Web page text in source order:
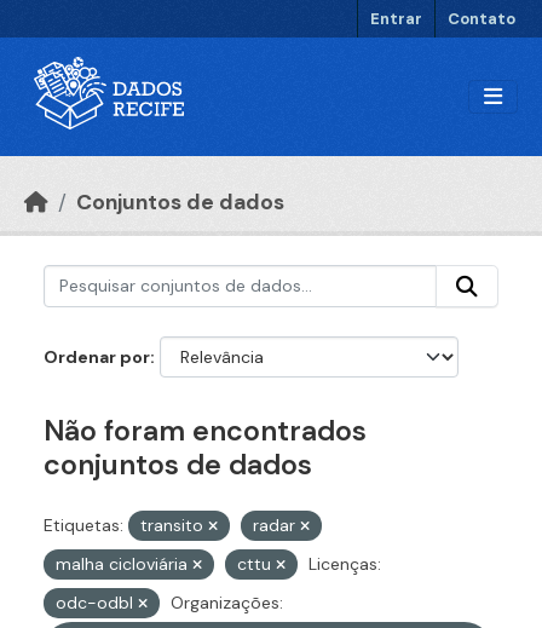
Entrar Contato
Conjuntos de dados
Ordenar por
Não foram encontrados
conjuntos de dados
Etiquetas: transito
radar
malha cicloviária
cttu
Licenças:
odc-odbl
Organizações: